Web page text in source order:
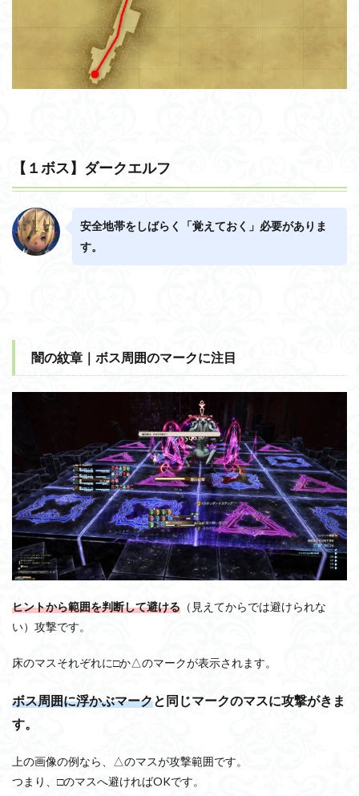
【１ボス】ダークエルフ
安全地帯をしばらく「覚えておく」必要がありま
す。
闇の紋章｜ボス周囲のマークに注目
ヒントから範囲を判断して避ける （見えてからでは避けられな
い）攻撃です。
床のマスそれぞれに□か△のマークが表示されます。
ボス周囲に浮かぶマークと同じマークのマスに攻撃がきま
す。
上の画像の例なら、△のマスが攻撃範囲です。
つまり、□のマスへ避ければOKです。